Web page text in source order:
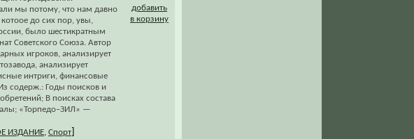
мы потому, что нам давно
до сих пор, увы,
было шестикратным
Советского Союза. Автор
игроков, анализирует
анализирует
интриги, финансовые
содерж.: Годы поисков и
В поисках состава
«Торпедо–ЗИЛ» —
ИЗДАНИЕ Спорт
добавить
в корзину